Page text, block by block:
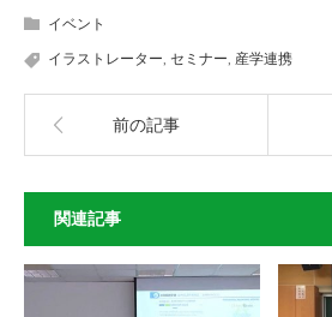
イベント
イラストレーター, セミナー, 産学連携
前の記事
関連記事